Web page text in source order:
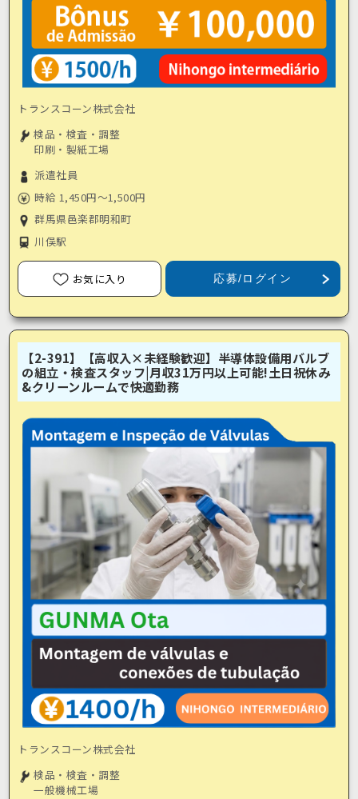
トランスコーン株式会社
検品・検査・調整
印刷・製紙工場
派遣社員
時給 1,450円～1,500円
群馬県邑楽郡明和町
川俣駅
お気に入り 応募/ログイン
【2-391】【高収入×未経験歓迎】半導体設備用バルブ
の組立・検査スタッフ|月収31万円以上可能!土日祝休み
&クリーンルームで快適勤務
トランスコーン株式会社
検品・検査・調整
一般機械工場